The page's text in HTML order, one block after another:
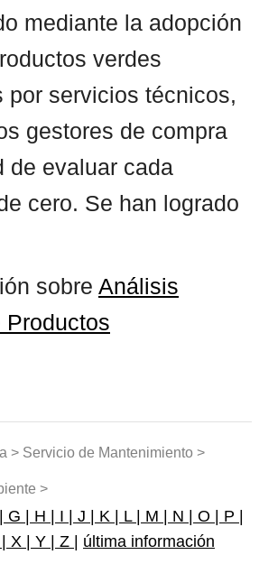
mediante la adopción
verdes
por servicios técnicos,
gestores de compra
de evaluar cada
cero. Se han logrado
sobre Análisis
Productos
> Servicio de Mantenimiento >
>
G | H | I | J | K | L | M | N | O | P |
X | Y | Z | última información